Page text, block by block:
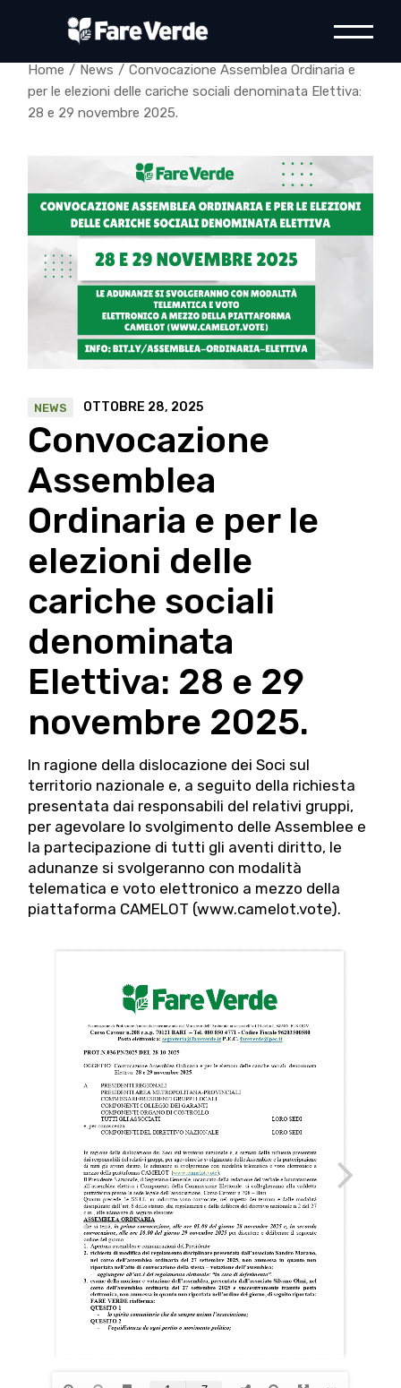
Home News
Convocazione Assemblea Ordinaria e
per le elezioni delle cariche sociali denominata Elettiva:
28 e 29 novembre 2025.
NEWS OTTOBRE 28, 2025
Convocazione
Assemblea
Ordinaria e per le
elezioni delle
cariche sociali
denominata
Elettiva: 28 e 29
novembre 2025.
In ragione della dislocazione dei Soci sul
territorio nazionale e, a seguito della richiesta
presentata dai responsabili del relativi gruppi,
per agevolare lo svolgimento delle Assemblee e
la partecipazione di tutti gli aventi diritto, le
adunanze si svolgeranno con modalità
telematica e voto elettronico a mezzo della
piattaforma CAMELOT (www.camelot.vote).